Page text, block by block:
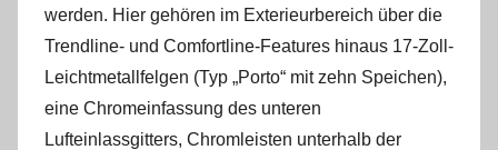
werden. Hier gehören im Exterieurbereich über die
Trendline- und Comfortline-Features hinaus 17-Zoll-
Leichtmetallfelgen (Typ „Porto“ mit zehn Speichen),
eine Chromeinfassung des unteren
Lufteinlassgitters, Chromleisten unterhalb der